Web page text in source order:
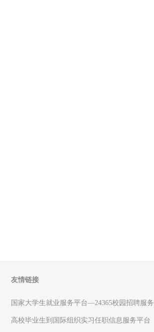
友情链接
国家大学生就业服务平台—24365校园招聘服务
高校毕业生到国际组织实习任职信息服务平台